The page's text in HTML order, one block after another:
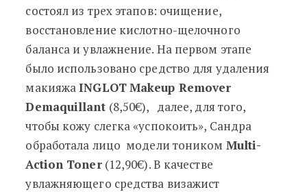
состоял из трех этапов: очищение,
восстановление кислотно-щелочного
баланса и увлажнение. На первом этапе
было использовано средство для удаления
макияжаINGLOTMakeup Remover
Demaquillant (8,50€),
далее, для того,
чтобы кожу слегка «успокоить», Сандра
обработала лицо модели тоником Multi-
Action Toner(12,90€). В качестве
увлажняющего средства визажист